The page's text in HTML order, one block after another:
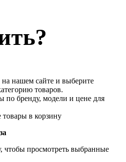
на нашем сайте и выберите
товаров.
по бренду, модели и цене для
в корзину
чтобы просмотреть выбранные